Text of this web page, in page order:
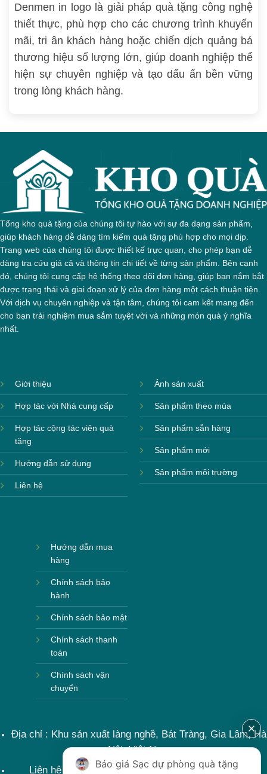
Denmen in logo là giải pháp quà tặng công nghệ
thiết thực, phù hợp cho các chương trình khuyến
mãi, tri ân khách hàng hoặc chiến dịch quảng bá
thương hiệu số lượng lớn, giúp doanh nghiệp thể
hiện sự chuyên nghiệp và tạo dấu ấn bền vững
trong lòng khách hàng.
Tổng kho quà tặng của chúng tôi tự hào với sự đa dạng sản phẩm,
giúp khách hàng dễ dàng tìm kiếm quà tặng phù hợp cho mọi dịp.
Trang web của chúng tôi được thiết kế trực quan, cho phép bạn dễ
dàng tra cứu giá cả và thông tin chi tiết về từng sản phẩm. Bên cạnh
đó, chúng tôi cung cấp hệ thống theo dõi đơn hàng, giúp bạn nắm bắt
được trạng thái và giai đoạn xử lý của đơn hàng một cách thuận tiện.
Với dịch vụ chuyên nghiệp và tận tâm, chúng tôi cam kết mang đến
cho bạn trải nghiệm mua sắm tuyệt vời và những món quà ý nghĩa
nhất.
Giới thiệu
Hợp tác với Nhà cung cấp
Hợp tác cộng tác viên quà
tặng
Hướng dẫn sử dụng
Liên hệ
Ảnh sản xuất
Sản phẩm theo mùa
Sản phẩm sẵn hàng
Sản phẩm mới
Sản phẩm môi trường
Hướng dẫn mua
hàng
Chính sách bảo
hành
Chính sách bảo mật
Chính sách thanh
toán
Chính sách vận
chuyển
Địa chỉ : Khu sản xuất làng nghề, Bát Tràng, Gia Lâm, Hà
Nội, Việt Nam
Liên hệ : 0915599363 Email: lienhe@khoqua.vn
Báo giá Sạc dự phòng quà tặng